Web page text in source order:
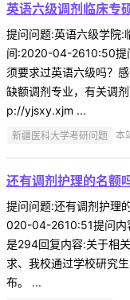
英语六级调剂临床专
提问问题:英语六级学院
间:2020-04-2610:50提
须要求过英语六级吗？
缺额调剂专业，有关调
p://yjsxy.xjm ...
新疆医科大学考研问题 本
还有调剂护理的名额
提问问题:还有调剂护理
020-04-2610:51提问内
是294回复内容:关于相
求、我校通过学校研究
布。 ...